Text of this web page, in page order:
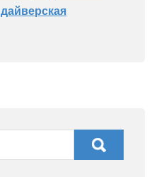
дайверская